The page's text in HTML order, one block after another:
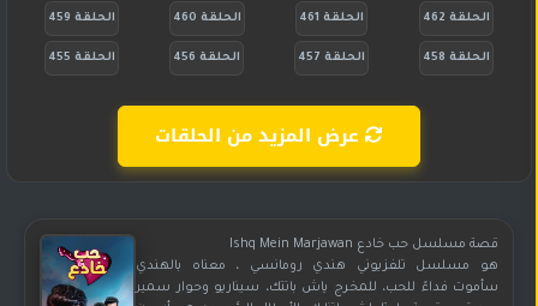
الحلقة 462 الحلقة 461 الحلقة 460 الحلقة 459
الحلقة 458 الحلقة 457 الحلقة 456 الحلقة 455
عرض المزيد من الحلقات
قصة مسلسل حب خادع Ishq Mein Marjawan
هو مسلسل تلفزيوني هندي رومانسي ، معناه بالهندي
سأموت فداءً للحب، للمخرج ياش باتتك، سيناريو وحوار سمير